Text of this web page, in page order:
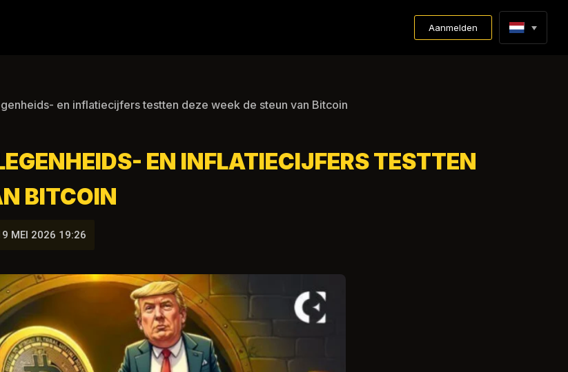
Aanmelden
en inflatiecijfers testten deze week de steun van Bitcoin
EN INFLATIECIJFERS TESTTEN
BITCOIN
MEI 2026 19:26